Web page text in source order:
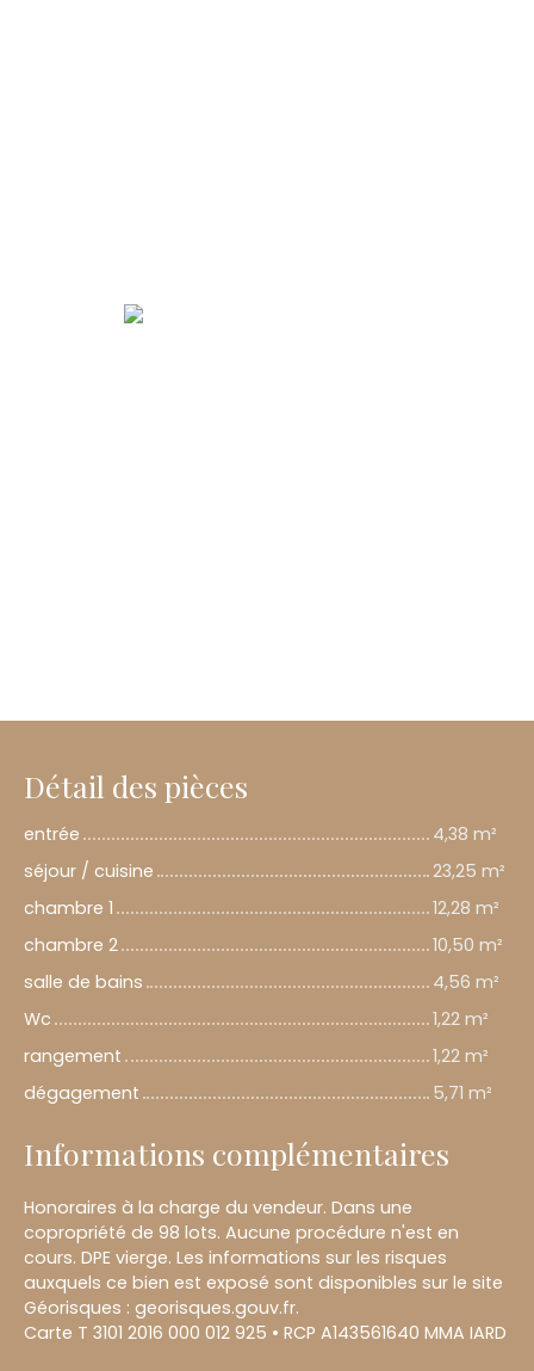
Détail des pièces
entrée
4,38 m²
séjour / cuisine
23,25 m²
chambre 1
12,28 m²
chambre 2
10,50 m²
salle de bains
4,56 m²
Wc
1,22 m²
rangement
1,22 m²
dégagement
5,71 m²
Informations complémentaires
Honoraires à la charge du vendeur. Dans une
copropriété de 98 lots. Aucune procédure n'est en
cours. DPE vierge. Les informations sur les risques
auxquels ce bien est exposé sont disponibles sur le site
Géorisques : georisques.gouv.fr.
Carte T 3101 2016 000 012 925 • RCP A143561640 MMA IARD